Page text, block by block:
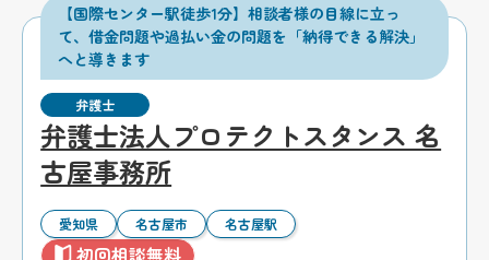
【国際センター駅徒歩1分】相談者様の目線に立っ
て、借金問題や過払い金の問題を「納得できる解決」
へと導きます
弁護士
弁護士法人プロテクトスタンス 名
古屋事務所
愛知県 名古屋市 名古屋駅
初回相談無料